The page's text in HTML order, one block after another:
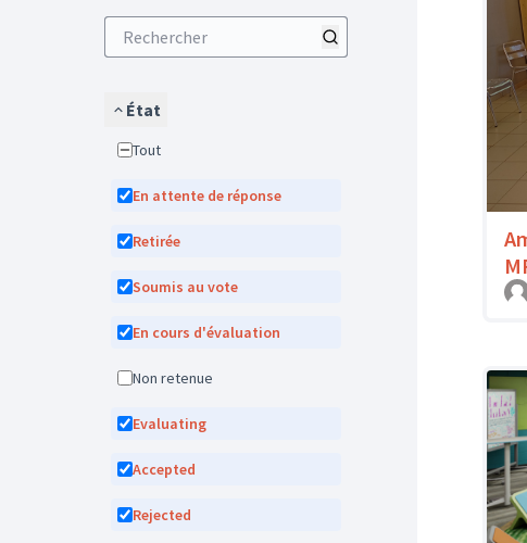
État
Tout
En attente de réponse
Retirée
Soumis au vote
En cours d'évaluation
Non retenue
Evaluating
Accepted
Rejected